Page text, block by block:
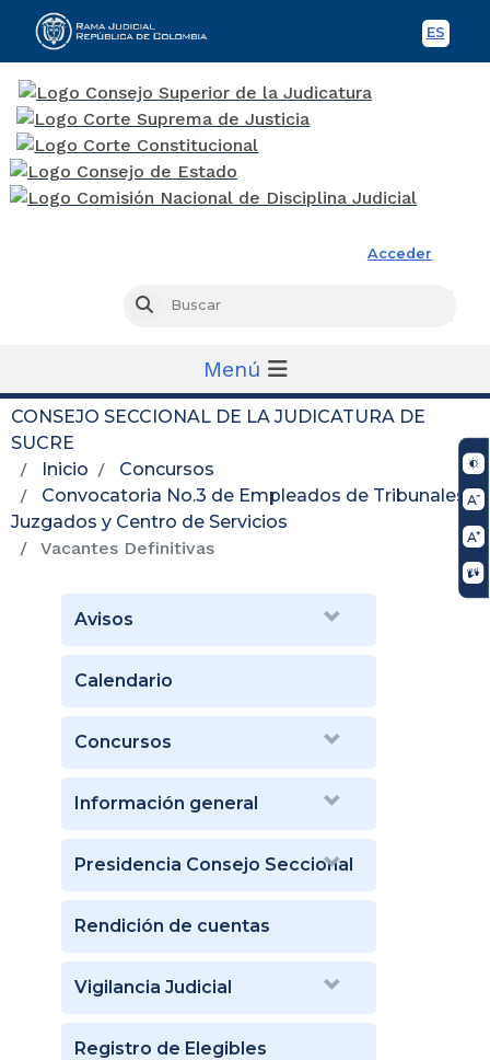
ES
Acceder
Buscar
Menú
CONSEJO SECCIONAL DE LA JUDICATURA DE
SUCRE
Inicio
Concursos
Convocatoria No.3 de Empleados de Tribunales,
Juzgados y Centro de Servicios
Vacantes Definitivas
Avisos
Calendario
Concursos
Información general
Presidencia Consejo Seccional
Rendición de cuentas
Vigilancia Judicial
Registro de Elegibles